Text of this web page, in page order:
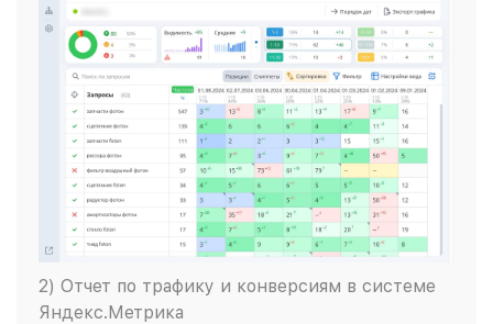
2) Отчет по трафику и конверсиям в системе
Яндекс.Метрика